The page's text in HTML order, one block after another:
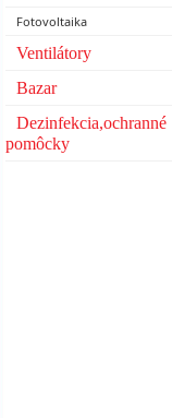
Fotovoltaika
Ventilátory
Bazar
Dezinfekcia,ochranné
pomôcky